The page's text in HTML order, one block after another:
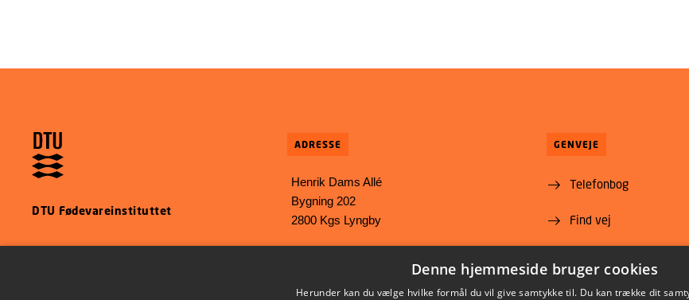
DTU Fødevareinstituttet
ADRESSE
Henrik Dams Allé
Bygning 202
2800 Kgs Lyngby
Phone: +45 35 88 70 00
GENVEJE
Telefonbog
Find vej
Abonnér på Nyt fra
Denne hjemmeside bruger cookies
Herunder kan du vælge hvilke formål du vil give samtykke til. Du kan trække dit